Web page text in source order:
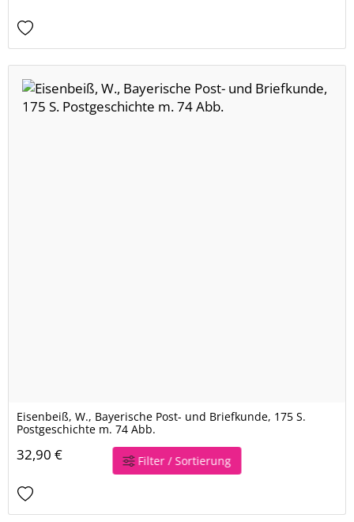
Filter / Sortierung
Eisenbeiß, W., Bayerische Post- und Briefkunde, 175 S.
Postgeschichte m. 74 Abb.
32,90 €